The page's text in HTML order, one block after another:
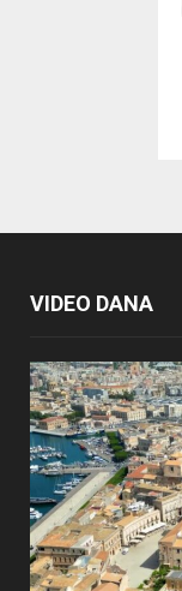
VIDEO DANA